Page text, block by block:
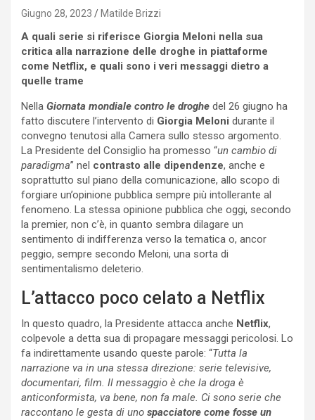
Giugno 28, 2023 Matilde Brizzi
A quali serie si riferisce Giorgia Meloni nella sua
critica alla narrazione delle droghe in piattaforme
come Netflix, e quali sono i veri messaggi dietro a
quelle trame
Nella Giornata mondiale contro le droghe del 26 giugno ha
fatto discutere l’intervento di Giorgia Meloni durante il
convegno tenutosi alla Camera sullo stesso argomento.
La Presidente del Consiglio ha promesso “un cambio di
paradigma” nel contrasto alle dipendenze, anche e
soprattutto sul piano della comunicazione, allo scopo di
forgiare un’opinione pubblica sempre più intollerante al
fenomeno. La stessa opinione pubblica che oggi, secondo
la premier, non c’è, in quanto sembra dilagare un
sentimento di indifferenza verso la tematica o, ancor
peggio, sempre secondo Meloni, una sorta di
sentimentalismo deleterio.
L’attacco poco celato a Netflix
In questo quadro, la Presidente attacca anche Netflix,
colpevole a detta sua di propagare messaggi pericolosi. Lo
fa indirettamente usando queste parole: “Tutta la
narrazione va in una stessa direzione: serie televisive,
documentari, film. Il messaggio è che la droga è
anticonformista, va bene, non fa male. Ci sono serie che
raccontano le gesta di uno spacciatore come fosse un